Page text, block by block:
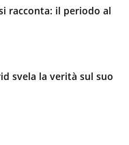
racconta: il periodo al
svela la verità sul suo